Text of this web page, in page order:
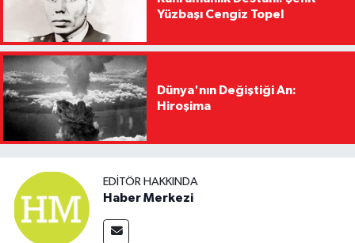
Yüzbaşı Cengiz Topel
Dünya'nın Değiştiği An:
Hiroşima
EDITÖR HAKKINDA
Haber Merkezi